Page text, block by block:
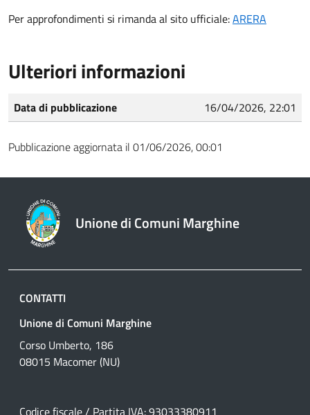
Per approfondimenti si rimanda al sito ufficiale:ARERA
Ulteriori informazioni
Data di pubblicazione 16/04/2026, 22:01
Pubblicazione aggiornata il 01/06/2026, 00:01
Unione di Comuni Marghine
CONTATTI
Unione di Comuni Marghine
Corso Umberto, 186
08015 Macomer (NU)
Codice fiscale / Partita IVA: 93033380911